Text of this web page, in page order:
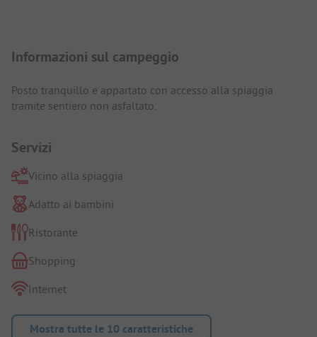
Informazioni sul campeggio
Posto tranquillo e appartato con accesso alla spiaggia
tramite sentiero non asfaltato.
Servizi
Vicino alla spiaggia
Adatto ai bambini
Ristorante
Shopping
Internet
Mostra tutte le 10 caratteristiche